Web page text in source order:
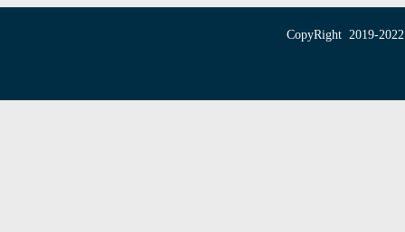
CopyRight 2019-